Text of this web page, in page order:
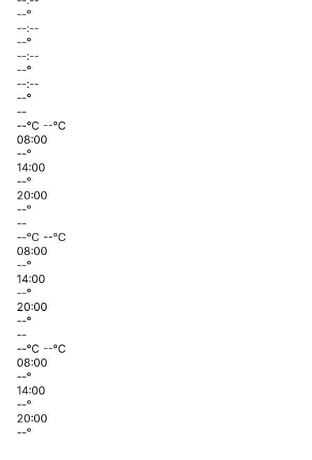
--°
--:--
--°
--:--
--°
--:--
--°
--
--°C --°C
08:00
--°
14:00
--°
20:00
--°
--
--°C --°C
08:00
--°
14:00
--°
20:00
--°
--
--°C --°C
08:00
--°
14:00
--°
20:00
--°